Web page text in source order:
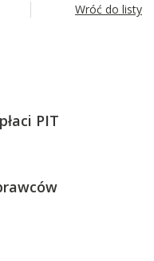
Wróć do listy
PIT